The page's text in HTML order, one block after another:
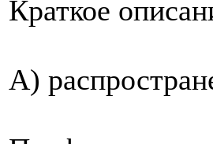
Краткое
А)